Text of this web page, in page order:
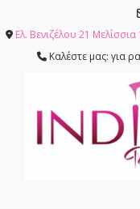
content
Ελ. Βενιζέλου 21 Μελίσσια
Καλέστε μας: για